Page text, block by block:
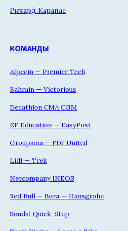
Ричард Карапас
КОМАНДЫ
Alpecin — Premier Tech
Bahrain — Victorious
Decathlon CMA CGM
EF Education — EasyPost
Groupama — FDJ United
Lidl — Trek
Netcompany INEOS
Red Bull — Bora — Hansgrohe
Soudal Quick-Step